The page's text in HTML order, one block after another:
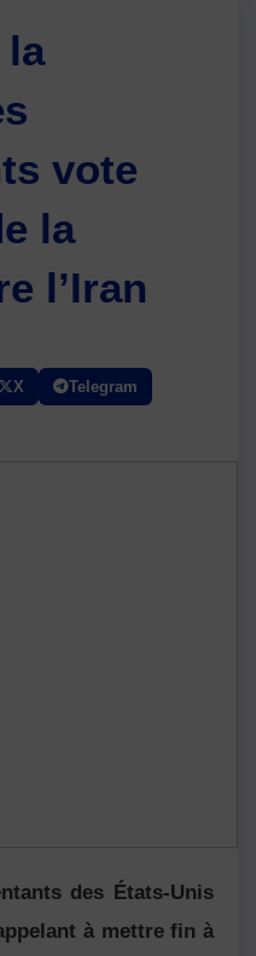
la
vote
la
l’Iran
X Telegram
des États-Unis
à mettre fin à